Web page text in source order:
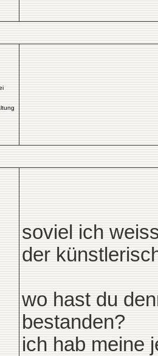
soviel ich
der
wo hast du
bestanden?
ich hab meine